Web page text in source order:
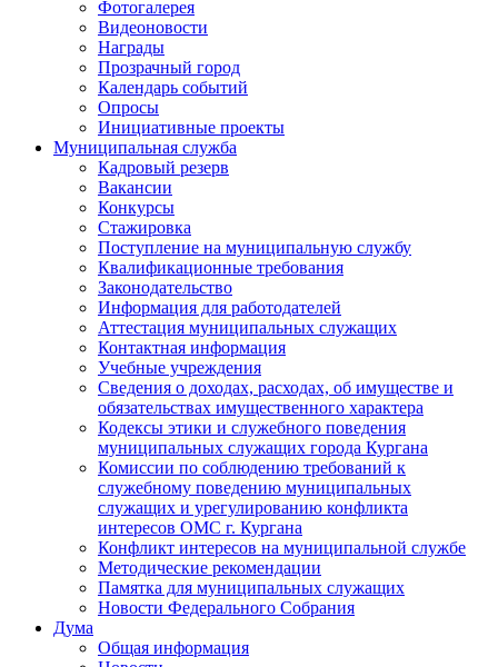
Фотогалерея
Видеоновости
Награды
Прозрачный город
Календарь событий
Опросы
Инициативные проекты
Муниципальная служба
Кадровый резерв
Вакансии
Конкурсы
Стажировка
Поступление на муниципальную службу
Квалификационные требования
Законодательство
Информация для работодателей
Аттестация муниципальных служащих
Контактная информация
Учебные учреждения
Сведения о доходах, расходах, об имуществе и
обязательствах имущественного характера
Кодексы этики и служебного поведения
муниципальных служащих города Кургана
Комиссии по соблюдению требований к
служебному поведению муниципальных
служащих и урегулированию конфликта
интересов ОМС г. Кургана
Конфликт интересов на муниципальной службе
Методические рекомендации
Памятка для муниципальных служащих
Новости Федерального Cобрания
Дума
Общая информация